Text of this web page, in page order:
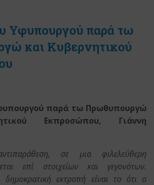
Υφυπουργού παρά τω
και Κυβερνητικού
παρά τω Πρωθυπουργώ
Εκπροσώπου, Γιάννη
σε μια φιλελεύθερη
επί στοιχείων και γεγονότων.
δημοκρατική εκτροπή είναι το ότι ο